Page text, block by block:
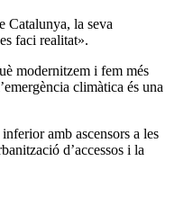
Catalunya, la seva
faci realitat».
modernitzem i fem més
climàtica és una
amb ascensors a les
d’accessos i la